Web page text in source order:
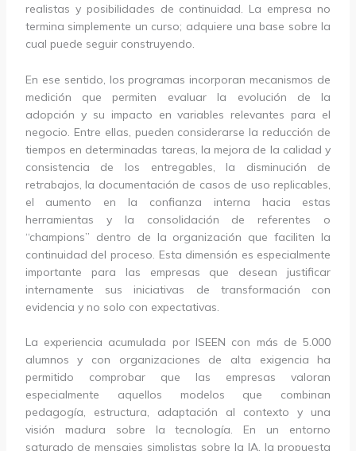
realistas y posibilidades de continuidad. La empresa no
termina simplemente un curso; adquiere una base sobre la
cual puede seguir construyendo.
En ese sentido, los programas incorporan mecanismos de
medición que permiten evaluar la evolución de la
adopción y su impacto en variables relevantes para el
negocio. Entre ellas, pueden considerarse la reducción de
tiempos en determinadas tareas, la mejora de la calidad y
consistencia de los entregables, la disminución de
retrabajos, la documentación de casos de uso replicables,
el aumento en la confianza interna hacia estas
herramientas y la consolidación de referentes o
“champions” dentro de la organización que faciliten la
continuidad del proceso. Esta dimensión es especialmente
importante para las empresas que desean justificar
internamente sus iniciativas de transformación con
evidencia y no solo con expectativas.
La experiencia acumulada por ISEEN con más de 5.000
alumnos y con organizaciones de alta exigencia ha
permitido comprobar que las empresas valoran
especialmente aquellos modelos que combinan
pedagogía, estructura, adaptación al contexto y una
visión madura sobre la tecnología. En un entorno
saturado de mensajes simplistas sobre la IA, la propuesta